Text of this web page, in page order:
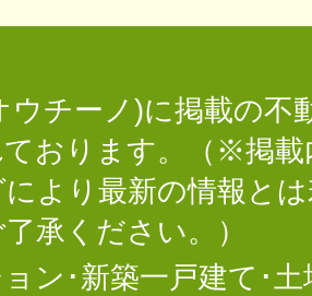
ウチーノ)に掲載の不
おります。（※掲
より最新の情報と
承ください。）
ン･新築一戸建て･